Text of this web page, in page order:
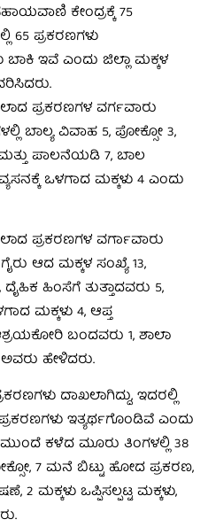
ಕೇಂದ್ರಕ್ಕೆ 75
65 ಪ್ರಕರಣಗಳು
ಬಾಕಿ ಇವೆ ಎಂದು ಜಿಲ್ಲಾ ಮಕ್ಕಳ
ಪ್ರಕರಣಗಳ ವರ್ಗವಾರು
ಬಾಲ್ಯ ವಿವಾಹ 5, ಪೋಕ್ಸೋ 3,
ಪಾಲನೆಯಡಿ 7, ಬಾಲ
ಒಳಗಾದ ಮಕ್ಕಳು 4 ಎಂದು
ಪ್ರಕರಣಗಳ ವರ್ಗಾವಾರು
ಆದ ಮಕ್ಕಳ ಸಂಖ್ಯೆ 13,
ಹಿಂಸೆಗೆ ತುತ್ತಾದವರು 5,
ಮಕ್ಕಳು 4, ಆಪ್ತ
ಬಂದವರು 1, ಶಾಲಾ
ಹೇಳಿದರು.
ದಾಖಲಾಗಿದ್ದು, ಇದರಲ್ಲಿ
ಇತ್ಯರ್ಥಗೊಂಡಿವೆ ಎಂದು
ಕಳೆದ ಮೂರು ತಿಂಗಳಲ್ಲಿ 38
7 ಮನೆ ಬಿಟ್ಟು ಹೋದ ಪ್ರಕರಣ,
2 ಮಕ್ಕಳು ಒಪ್ಪಿಸಲ್ಪಟ್ಟ ಮಕ್ಕಳು,